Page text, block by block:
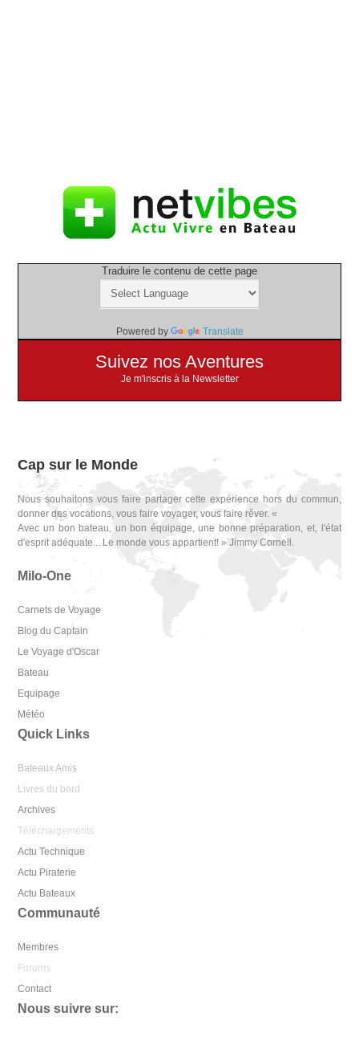
Traduire le contenu de cette page
Powered by Translate
Suivez nos Aventures
Je m'inscris à la Newsletter
Cap sur le Monde
Nous souhaitons vous faire partager cette expérience hors du commun,
donner des vocations, vous faire voyager, vous faire rêver. «
Avec un bon bateau, un bon équipage, une bonne préparation, et, l'état
d'esprit adéquate... Le monde vous appartient! » Jimmy Cornell.
Milo-One
Carnets de Voyage
Blog du Captain
Le Voyage d'Oscar
Bateau
Equipage
Météo
Quick Links
Bateaux Amis
Livres du bord
Archives
Téléchargements
Actu Technique
Actu Piraterie
Actu Bateaux
Communauté
Membres
Forums
Contact
Nous suivre sur: